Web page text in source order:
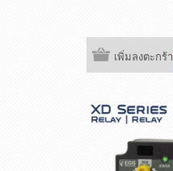
เพิ่มลงตะกร้า